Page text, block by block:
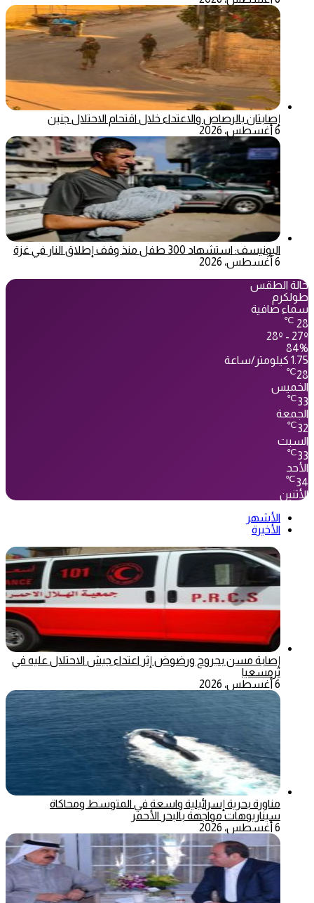
إصابتان بالرصاص والاعتداء خلال اقتحام الاحتلال جنين
6 أغسطس، 2026
اليونيسف: استشهاد 300 طفل منذ وقف إطلاق النار في غزة
6 أغسطس، 2026
حالة الطقس
طولكرم
سماء صافية
28
℃
28º - 27º
84%
1.75 كيلومتر/ساعة
28
℃
الخميس
33
℃
الجمعة
32
℃
السبت
33
℃
الأحد
34
℃
الأثنين
الأشهر
الأخيرة
إصابة مسن بجروح ورضوض إثر اعتداء جيش الاحتلال عليه في
ترمسعيا
6 أغسطس، 2026
مناورة بحرية إسرائيلية واسعة في المتوسط ومحاكاة
سيناريوهات مواجهة بالبحر الأحمر
6 أغسطس، 2026